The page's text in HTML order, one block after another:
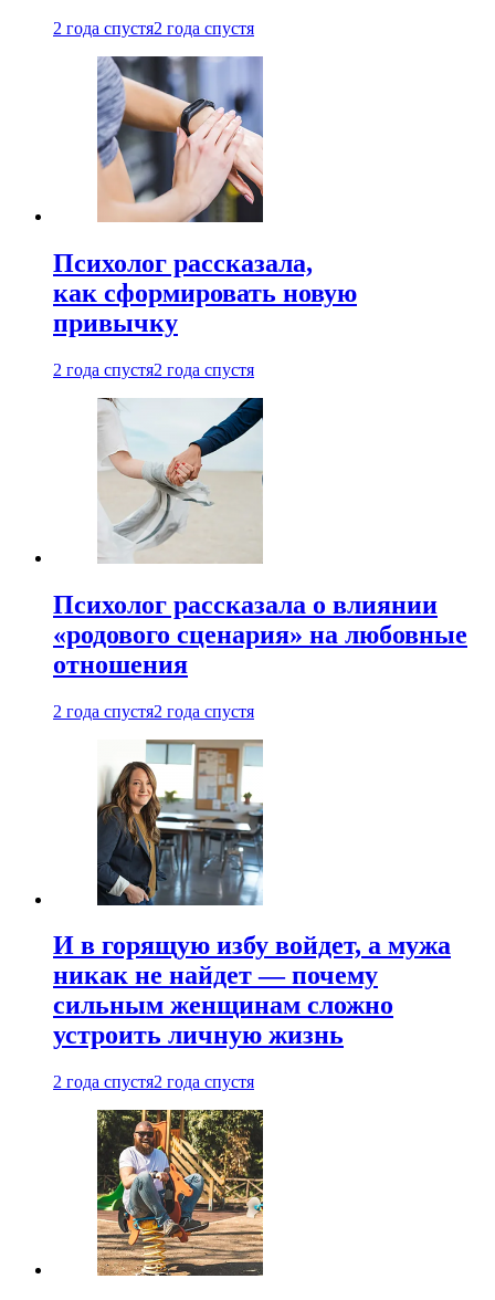
2 года спустя2 года спустя
Психолог рассказала,
как сформировать новую
привычку
2 года спустя2 года спустя
Психолог рассказала о влиянии
«родового сценария» на любовные
отношения
2 года спустя2 года спустя
И в горящую избу войдет, а мужа
никак не найдет — почему
сильным женщинам сложно
устроить личную жизнь
2 года спустя2 года спустя